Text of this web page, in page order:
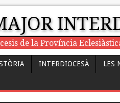
de la Província
INTERDIOCESÀ LES